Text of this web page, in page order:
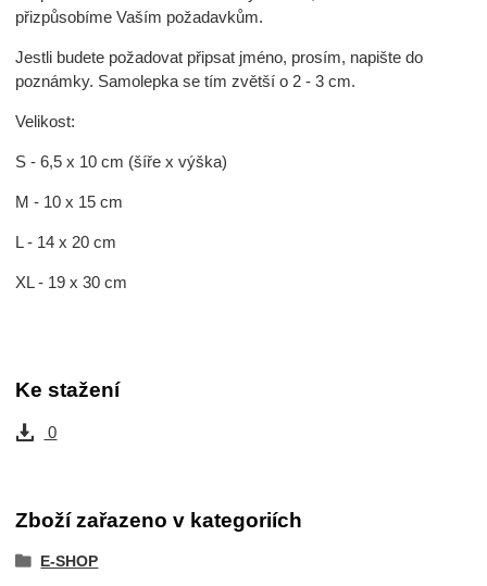
přizpůsobíme Vaším požadavkům.
Jestli budete požadovat připsat jméno, prosím, napište do
poznámky. Samolepka se tím zvětší o 2 - 3 cm.
Velikost:
S - 6,5 x 10 cm (šíře x výška)
M - 10 x 15 cm
L - 14 x 20 cm
XL - 19 x 30 cm
Ke stažení
0
Zboží zařazeno v kategoriích
E-SHOP